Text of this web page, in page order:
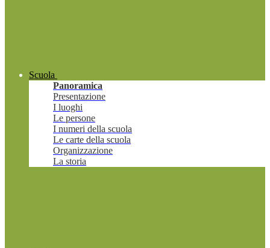
Scuola
Panoramica
Presentazione
I luoghi
Le persone
I numeri della scuola
Le carte della scuola
Organizzazione
La storia